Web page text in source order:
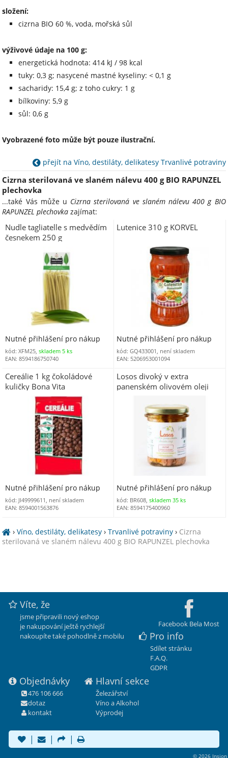
složení:
cizrna BIO 60 %, voda, mořská sůl
výživové údaje na 100 g:
energetická hodnota: 414 kJ / 98 kcal
tuky: 0,3 g; nasycené mastné kyseliny: < 0,1 g
sacharidy: 15,4 g; z toho cukry: 1 g
bílkoviny: 5,9 g
sůl: 0,6 g
Vyobrazené foto může být pouze ilustrační.
přejít na Víno, destiláty, delikatesy Trvanlivé potraviny
Cizrna sterilovaná ve slaném nálevu 400 g BIO RAPUNZEL
plechovka
...také Vás může u Cizrna sterilovaná ve slaném nálevu 400 g BIO
RAPUNZEL plechovka zajímat:
Nudle tagliatelle s medvědím
česnekem 250 g
Nutné přihlášení pro nákup
kód: XFM25, skladem 5 ks
EAN: 8594186750740
Lutenice 310 g KORVEL
Nutné přihlášení pro nákup
kód: GQ433001, není skladem
EAN: 5206953001094
Cereálie 1 kg čokoládové
kuličky Bona Vita
Nutné přihlášení pro nákup
kód: JI49999611, není skladem
EAN: 8594001563876
Losos divoký v extra
panenském olivovém oleji
Nutné přihlášení pro nákup
kód: BR608,skladem 35 ks
EAN: 8594175400960
›Víno, destiláty, delikatesy ›Trvanlivé potraviny › Cizrna
sterilovaná ve slaném nálevu 400 g BIO RAPUNZEL plechovka
Facebook Bela Most
Víte, že
jsme připravili nový eshop
je nakupování ještě rychlejší
nakoupíte také pohodlně z mobilu
Pro info
Sdílet stránku
F.A.Q.
GDPR
Objednávky
476 106 666
dotaz
kontakt
Hlavní sekce
Železářství
Víno a Alkohol
Výprodej
| | |
© 2026 Insion